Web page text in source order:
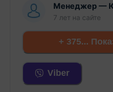
Менеджер —
7 лет на сайте
+ 375...
Viber